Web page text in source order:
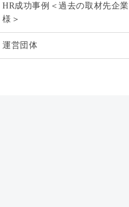
HR成功事例＜過去の取材先企業
様＞
運営団体